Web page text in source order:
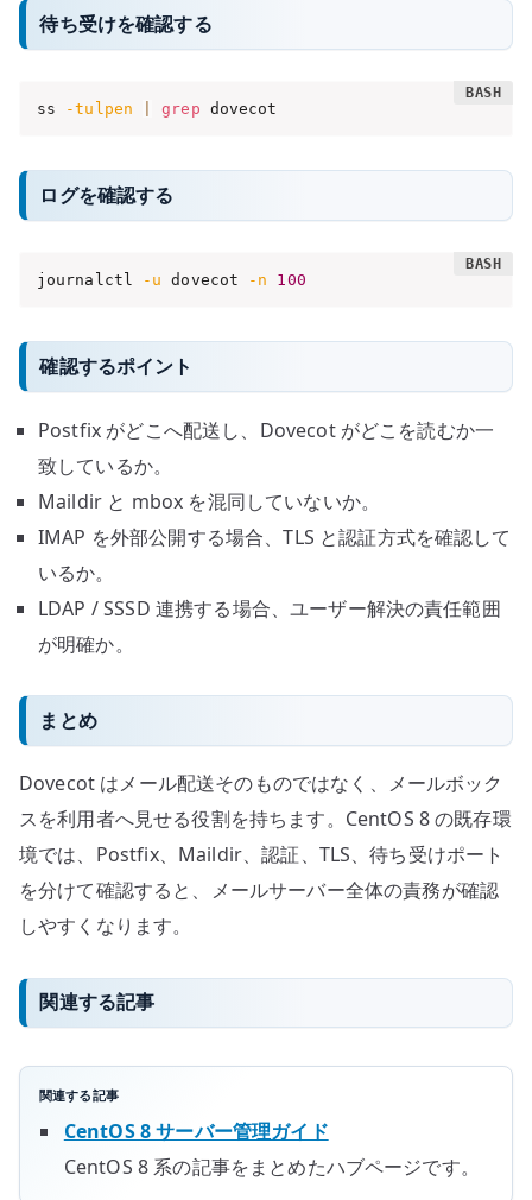
待ち受けを確認する
ss -tulpen grep dovecot
ログを確認する
journalctl -u dovecot -n 100
確認するポイント
Postfix がどこへ配送し、Dovecot がどこを読むか一
致しているか。
Maildir と mbox を混同していないか。
IMAP を外部公開する場合、TLS と認証方式を確認して
いるか。
LDAP / SSSD 連携する場合、ユーザー解決の責任範囲
が明確か。
まとめ
Dovecot はメール配送そのものではなく、メールボック
スを利用者へ見せる役割を持ちます。CentOS 8 の既存環
境では、Postfix、Maildir、認証、TLS、待ち受けポート
を分けて確認すると、メールサーバー全体の責務が確認
しやすくなります。
関連する記事
関連する記事
CentOS 8 サーバー管理ガイド
CentOS 8 系の記事をまとめたハブページです。